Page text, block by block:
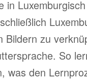
in
Bildern zu
So
was den